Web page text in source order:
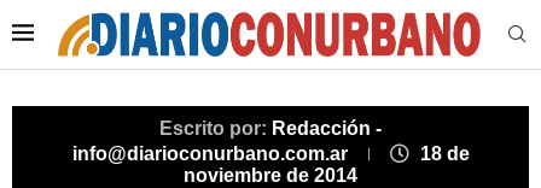
Escrito por: Redacción -
info@diarioconurbano.com.ar
18 de
noviembre de 2014